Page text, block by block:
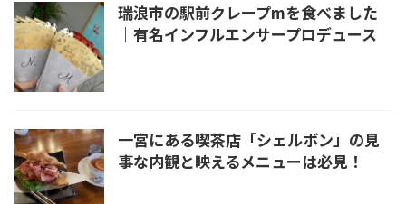
瑞浪市の駅前クレープmを食べました
｜有名インフルエンサープロデュース
一宮にある喫茶店「シェルボン」の見
事な内観と映えるメニューは必見！